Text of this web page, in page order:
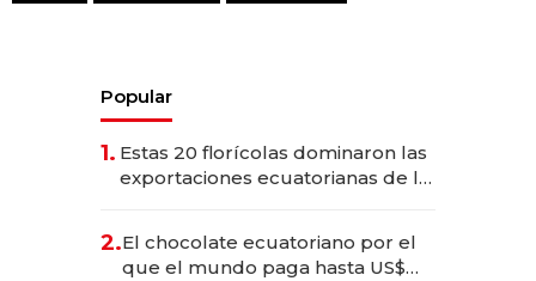
Popular
1. Estas 20 florícolas dominaron las
exportaciones ecuatorianas de la
2.El chocolate ecuatoriano por el
que el mundo paga hasta US$